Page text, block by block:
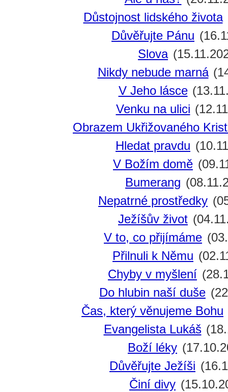
Důstojnost lidského života
Důvěřujte Pánu
Slova
Nikdy nebude marná
V Jeho lásce
Venku na ulici
Obrazem Ukřižovaného
Hledat pravdu
V Božím domě
Bumerang
Nepatrné prostředky
Ježíšův život
V to, co přijímáme
Přilnuli k Němu
Chyby v myšlení
Do hlubin naší duše
Čas, který věnujeme Bohu
Evangelista Lukáš
Boží léky
Důvěřujte Ježíši
Činí divy